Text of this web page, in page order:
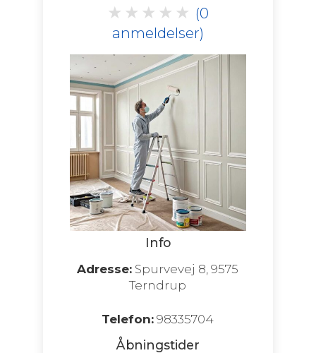
★ ★ ★ ★ ★ (0
anmeldelser)
Info
Adresse: Spurvevej 8, 9575
Terndrup
Telefon: 98335704
Åbningstider